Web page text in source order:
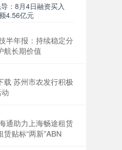
：8月4日融资买入
4.56亿元
半年报：持续稳定分
航长期价值
载 苏州市农发行积极
通助力上海畅途租赁
贴标“两新”ABN